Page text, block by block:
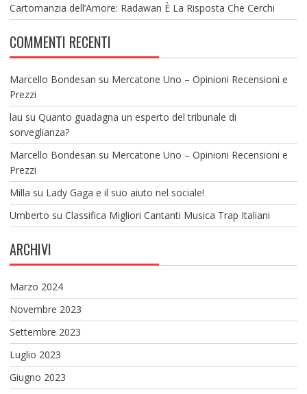
Cartomanzia dell’Amore: Radawan È La Risposta Che Cerchi
COMMENTI RECENTI
Marcello Bondesan su Mercatone Uno – Opinioni Recensioni e
Prezzi
lau su Quanto guadagna un esperto del tribunale di
sorveglianza?
Marcello Bondesan su Mercatone Uno – Opinioni Recensioni e
Prezzi
Milla su Lady Gaga e il suo aiuto nel sociale!
Umberto su Classifica Migliori Cantanti Musica Trap Italiani
ARCHIVI
Marzo 2024
Novembre 2023
Settembre 2023
Luglio 2023
Giugno 2023